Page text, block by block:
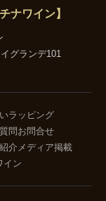
ナワイン】
グランデ101
ラッピング
問 お問合せ
介 メディア掲載
イン